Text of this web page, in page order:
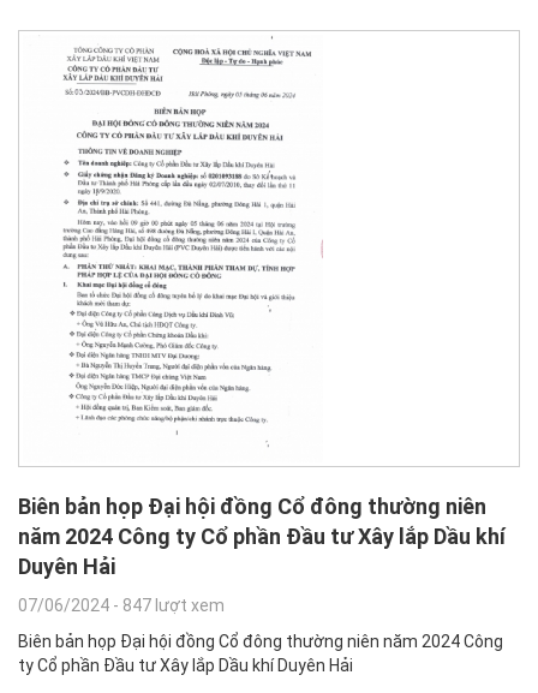
Biên bản họp Đại hội đồng Cổ đông thường niên
năm 2024 Công ty Cổ phần Đầu tư Xây lắp Dầu khí
Duyên Hải
07/06/2024 - 847 lượt xem
Biên bản họp Đại hội đồng Cổ đông thường niên năm 2024 Công
ty Cổ phần Đầu tư Xây lắp Dầu khí Duyên Hải